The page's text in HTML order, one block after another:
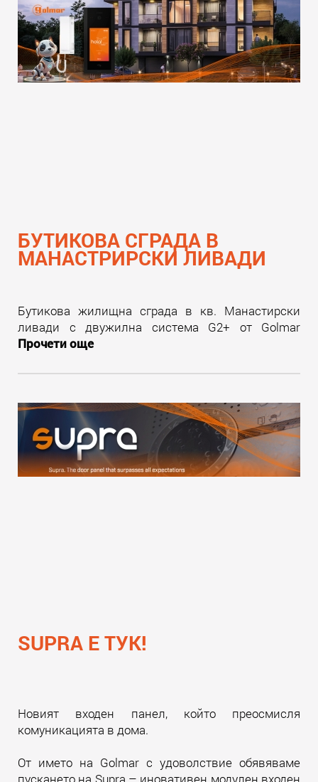
БУТИКОВА СГРАДА В
МАНАСТРИРСКИ ЛИВАДИ
Бутикова жилищна сграда в кв. Манастирски
ливади с двужилна система G2+ от Golmar
Прочети още
SUPRA Е ТУК!
Новият входен панел, който преосмисля
комуникацията в дома.
От името на Golmar с удоволствие обявяваме